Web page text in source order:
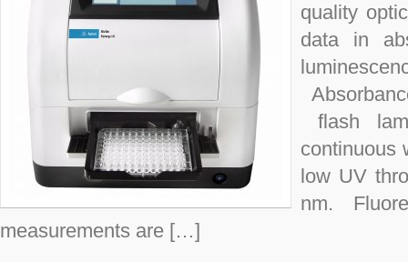
quality
data in
flash
continuous
low UV
nm.
measurements are […]